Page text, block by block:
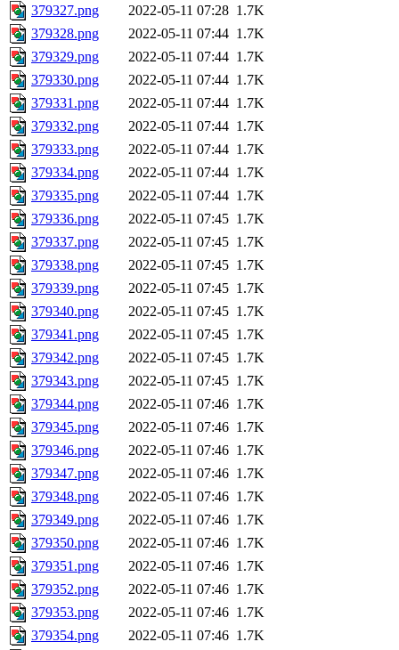
379327.png
2022-05-11 07:28 1.7K
379328.png
2022-05-11 07:44 1.7K
379329.png
2022-05-11 07:44 1.7K
379330.png
2022-05-11 07:44 1.7K
379331.png
2022-05-11 07:44 1.7K
379332.png
2022-05-11 07:44 1.7K
379333.png
2022-05-11 07:44 1.7K
379334.png
2022-05-11 07:44 1.7K
379335.png
2022-05-11 07:44 1.7K
379336.png
2022-05-11 07:45 1.7K
379337.png
2022-05-11 07:45 1.7K
379338.png
2022-05-11 07:45 1.7K
379339.png
2022-05-11 07:45 1.7K
379340.png
2022-05-11 07:45 1.7K
379341.png
2022-05-11 07:45 1.7K
379342.png
2022-05-11 07:45 1.7K
379343.png
2022-05-11 07:45 1.7K
379344.png
2022-05-11 07:46 1.7K
379345.png
2022-05-11 07:46 1.7K
379346.png
2022-05-11 07:46 1.7K
379347.png
2022-05-11 07:46 1.7K
379348.png
2022-05-11 07:46 1.7K
379349.png
2022-05-11 07:46 1.7K
379350.png
2022-05-11 07:46 1.7K
379351.png
2022-05-11 07:46 1.7K
379352.png
2022-05-11 07:46 1.7K
379353.png
2022-05-11 07:46 1.7K
379354.png
2022-05-11 07:46 1.7K